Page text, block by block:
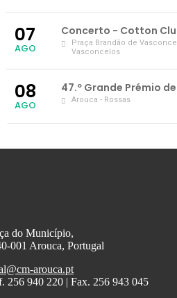
07
AGO
Concerto - Cotton
Praça Brandão de
Vasconcelos
08
AGO
47.º Grande Prémio
Arouca - Rossas
do Município,
001 Arouca, Portugal
arouca.pt
256 940 220 | Fax. 256 943 045